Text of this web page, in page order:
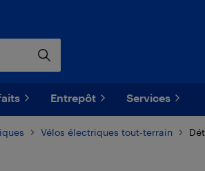
Entrepôt Services
Vélos électriques tout-terrain